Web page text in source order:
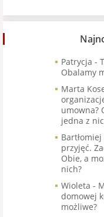
Patrycja -
Obalamy
Marta
umowna?
jedna z
Bartłomiej
przyjęć.
Obie, a
nich?
Wioleta -
domowej
możliwe?